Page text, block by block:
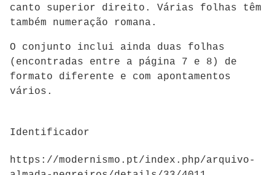
canto superior direito. Várias folhas têm
também numeração romana.
O conjunto inclui ainda duas folhas
(encontradas entre a página 7 e 8) de
formato diferente e com apontamentos
vários.
Identificador
https://modernismo.pt/index.php/arquivo-